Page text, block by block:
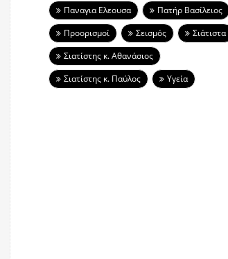
Παναγια Ελεουσα
Πατήρ Βασίλειος
Προορισμοί
Σεισμός
Σιάτιστα
Σιατίστης κ. Αθανάσιος
Σιατίστης κ. Παύλος
Υγεία